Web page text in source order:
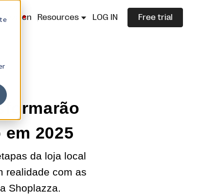
Resources LOG IN Free trial
2025
da loja local
realidade com as
Shoplazza.